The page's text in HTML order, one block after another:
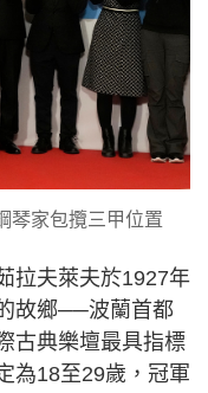
琴家包攬三甲位置
拉夫萊夫於1927年
故鄉──波蘭首都
古典樂壇最具指標
為18至29歲，冠軍